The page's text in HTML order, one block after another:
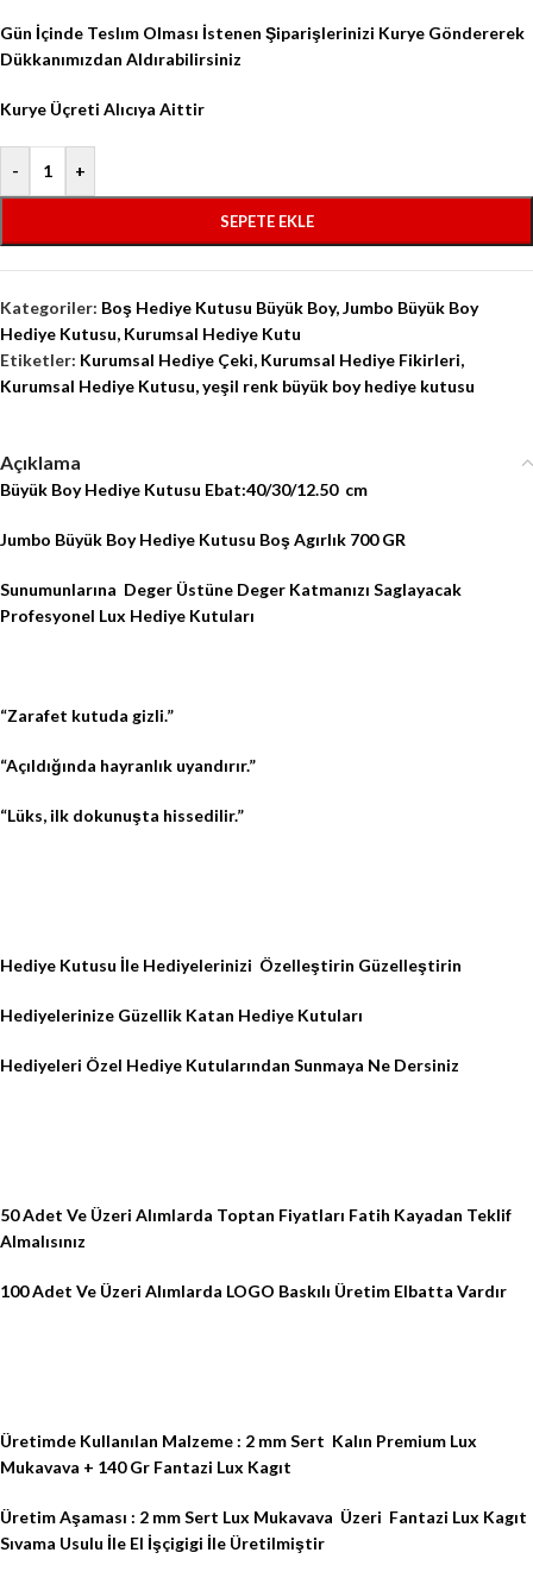
Gün İçinde Teslım Olması İstenen Şiparişlerinizi Kurye Göndererek
Dükkanımızdan Aldırabilirsiniz
Kurye Üçreti Alıcıya Aittir
- +
SEPETE EKLE
Kategoriler: Boş Hediye Kutusu Büyük Boy,Jumbo Büyük Boy
Hediye Kutusu, Kurumsal Hediye Kutu
Etiketler: Kurumsal Hediye Çeki, Kurumsal Hediye Fikirleri,
Kurumsal Hediye Kutusu,yeşil renk büyük boy hediye kutusu
Açıklama
Büyük Boy Hediye Kutusu Ebat:40/30/12.50 cm
Jumbo Büyük Boy Hediye Kutusu Boş Agırlık 700 GR
Sunumunlarına Deger Üstüne Deger Katmanızı Saglayacak
Profesyonel Lux Hediye Kutuları
“Zarafet kutuda gizli.”
“Açıldığında hayranlık uyandırır.”
“Lüks, ilk dokunuşta hissedilir.”
Hediye Kutusu İle Hediyelerinizi Özelleştirin Güzelleştirin
Hediyelerinize Güzellik Katan Hediye Kutuları
Hediyeleri Özel Hediye Kutularından Sunmaya Ne Dersiniz
50 Adet Ve Üzeri Alımlarda Toptan Fiyatları Fatih Kayadan Teklif
Almalısınız
100 Adet Ve Üzeri Alımlarda LOGO Baskılı Üretim Elbatta Vardır
Üretimde Kullanılan Malzeme : 2 mm Sert Kalın Premium Lux
Mukavava + 140 Gr Fantazi Lux Kagıt
Üretim Aşaması : 2 mm Sert Lux Mukavava Üzeri Fantazi Lux Kagıt
Sıvama Usulu İle El İşçigigi İle Üretilmiştir